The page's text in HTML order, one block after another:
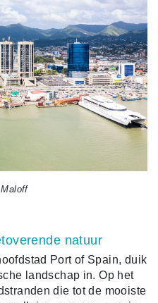
natuur
Port of Spain, duik
landschap in. Op het
die tot de mooiste